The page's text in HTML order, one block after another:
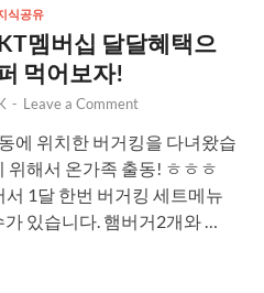
식공유
멤버십 달달혜택으
먹어보자!
- Leave a Comment
에 위치한 버거킹을 다녀왔습
위해서 온가족 출동! ㅎㅎㅎ
1달 한번 버거킹 세트메뉴
있습니다. 햄버거2개와 …